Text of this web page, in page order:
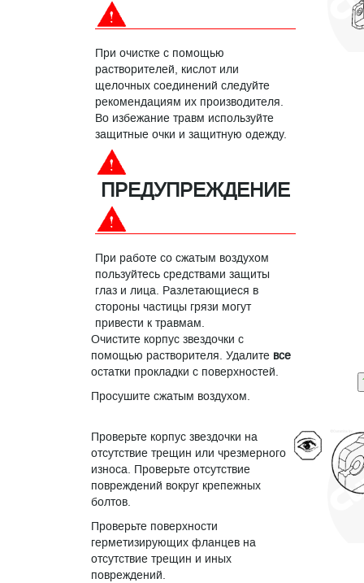
При очистке с помощью
растворителей, кислот или
щелочных соединений следуйте
рекомендациям их производителя.
Во избежание травм используйте
защитные очки и защитную одежду.
ПРЕДУПРЕЖДЕНИЕ
При работе со сжатым воздухом
пользуйтесь средствами защиты
глаз и лица. Разлетающиеся в
стороны частицы грязи могут
привести к травмам.
Очистите корпус звездочки с
помощью растворителя. Удалите все
остатки прокладки с поверхностей.
Просушите сжатым воздухом.
Проверьте корпус звездочки на
отсутствие трещин или чрезмерного
износа. Проверьте отсутствие
повреждений вокруг крепежных
болтов.
Проверьте поверхности
герметизирующих фланцев на
отсутствие трещин и иных
повреждений.